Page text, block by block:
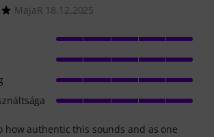
MajaR 18.12.2025
how authentic this sounds and as one